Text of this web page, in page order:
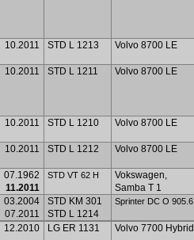
10.2011 STD L 1213 Volvo 8700 LE
10.2011 STD L 1211 Volvo 8700 LE
10.2011 STD L 1210 Volvo 8700 LE
10.2011 STD L 1212 Volvo 8700 LE
07.1962
11.2011
STD VT 62 H
Vokswagen,
Samba T 1
03.2004
07.2011
STD KM 301
STD L 1214
Sprinter DC O 905.6
12.2010 LG ER 1131 Volvo 7700 Hybrid